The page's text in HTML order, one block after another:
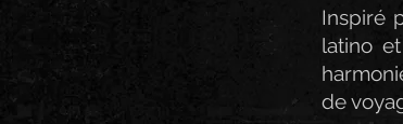
Inspiré
latino
de